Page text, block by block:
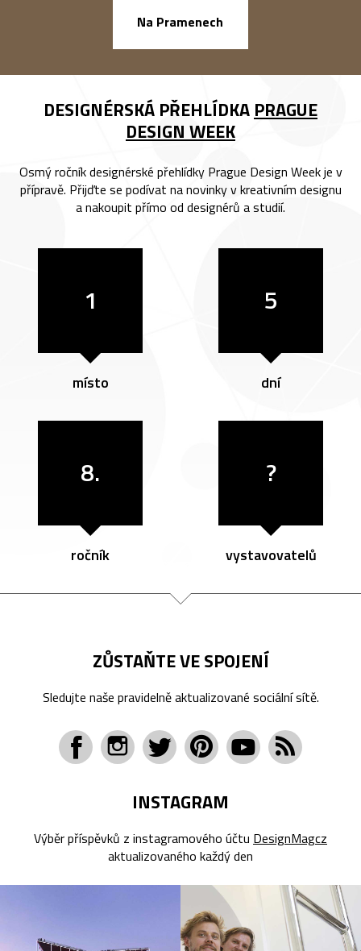
Na Pramenech
DESIGNÉRSKÁ PŘEHLÍDKA PRAGUE
DESIGN WEEK
Osmý ročník designérské přehlídky Prague Design Week je v
přípravě. Přijďte se podívat na novinky v kreativním designu
a nakoupit přímo od designérů a studií.
1
místo
5
dní
8.
ročník
?
vystavovatelů
ZŮSTAŇTE VE SPOJENÍ
Sledujte naše pravidelně aktualizované sociální sítě.
INSTAGRAM
Výběr příspěvků z instagramového účtu DesignMagcz
aktualizovaného každý den